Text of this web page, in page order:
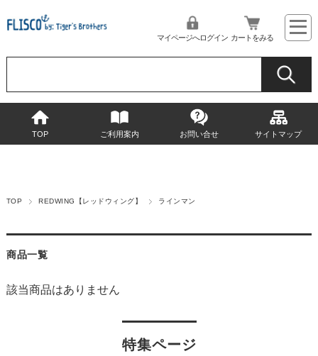
マイページへログイン カートをみる
TOP ご利用案内 お問い合せ サイトマップ
TOP REDWING【レッドウィング】 ラインマン
商品一覧
該当商品はありません
特集ページ